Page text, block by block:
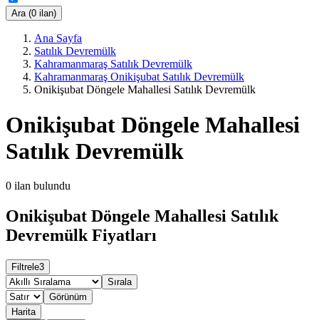
Ara (0 ilan)
Ana Sayfa
Satılık Devremülk
Kahramanmaraş Satılık Devremülk
Kahramanmaraş Onikişubat Satılık Devremülk
Onikişubat Döngele Mahallesi Satılık Devremülk
Onikişubat Döngele Mahallesi
Satılık Devremülk
0 ilan bulundu
Onikişubat Döngele Mahallesi Satılık
Devremülk Fiyatları
Filtrele3
Sırala
Görünüm
Harita